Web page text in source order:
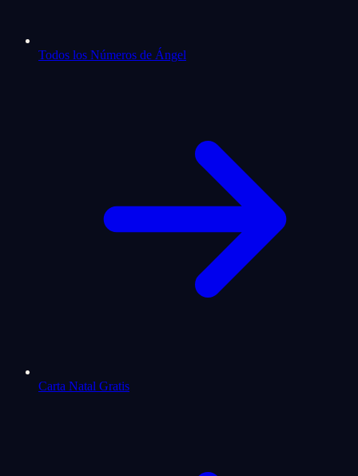
Todos los Números de Ángel
Carta Natal Gratis